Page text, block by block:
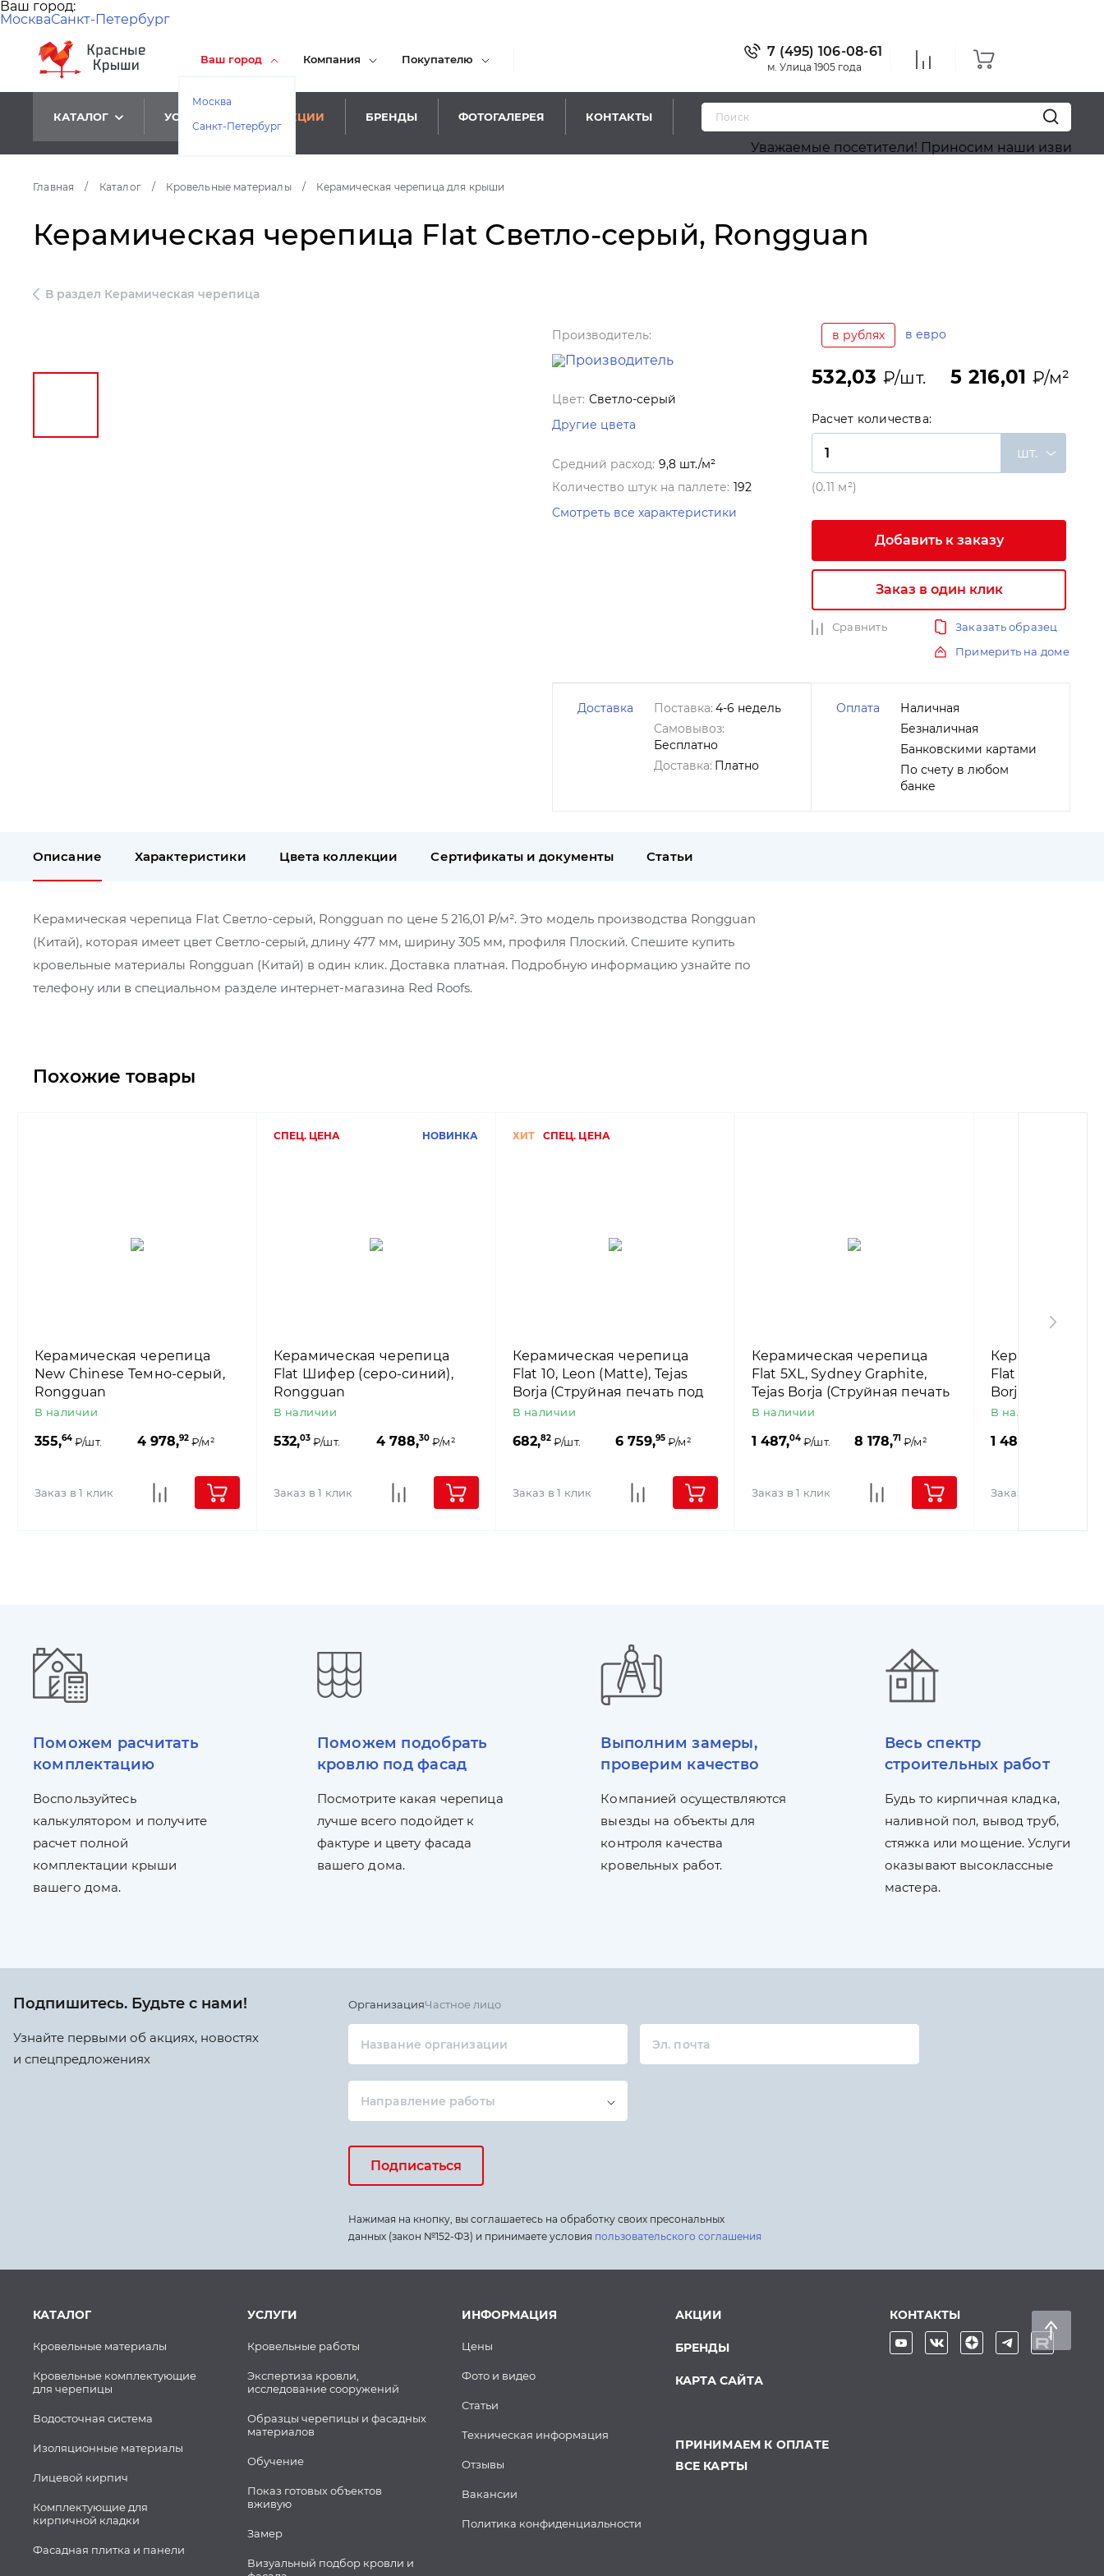
Ваш город:
МоскваСанкт-Петербург
Ваш город
Москва
Санкт-Петербург
Компания Покупателю
7 (495) 106-08-61
м. Улица 1905 года
КАТАЛОГ УСЛУГИ АКЦИИ БРЕНДЫ ФОТОГАЛЕРЕЯ КОНТАКТЫ
Уважаемые посетители! Приносим наши извинения, на
Главная / Каталог / Кровельные материалы / Керамическая черепица для крыши
Керамическая черепица Flat Светло-серый, Rongguan
В раздел Керамическая черепица
Производитель:
Цвет: Светло-серый
Другие цвета
Средний расход: 9,8 шт./м²
Количество штук на паллете: 192
Смотреть все характеристики
в рублях в евро
532,03 ₽/шт. 5 216,01 ₽/м²
Расчет количества:
шт.
(0.11 м²)
Добавить к заказу
Заказ в один клик
Сравнить
Заказать образец
Примерить на доме
Доставка Поставка: 4-6 недель
Самовывоз:
Бесплатно
Доставка: Платно
Оплата
Наличная
Безналичная
Банковскими картами
По счету в любом
банке
Описание Характеристики Цвета коллекции Сертификаты и документы Статьи
Керамическая черепица Flat Светло-серый, Rongguan по цене 5 216,01 ₽/м². Это модель производства Rongguan
(Китай), которая имеет цвет Светло-серый, длину 477 мм, ширину 305 мм, профиля Плоский. Спешите купить
кровельные материалы Rongguan (Китай) в один клик. Доставка платная. Подробную информацию узнайте по
телефону или в специальном разделе интернет-магазина Red Roofs.
Похожие товары
Керамическая черепица
New Chinese Темно-серый,
Rongguan
В наличии
355,64₽/шт. 4 978,92₽/м²
Заказ в 1 клик
СПЕЦ. ЦЕНА НОВИНКА
Керамическая черепица
Flat Шифер (серо-синий),
Rongguan
В наличии
532,03₽/шт. 4 788,30₽/м²
Заказ в 1 клик
ХИТ СПЕЦ. ЦЕНА
Керамическая черепица
Flat 10, Leon (Matte), Tejas
Borja (Струйная печать под
сланец)
В наличии
682,82₽/шт. 6 759,95₽/м²
Заказ в 1 клик
Керамическая черепица
Flat 5XL, Sydney Graphite,
Tejas Borja (Струйная печать
под цемент)
В наличии
1 487,04₽/шт. 8 178,71₽/м²
Заказ в 1 клик
Керамическая
Flat 5XL, Austin
Borja
камень)
В наличии
1 487,
Заказ в 1 клик
Поможем расчитать
комплектацию
Воспользуйтесь
калькулятором и получите
расчет полной
комплектации крыши
вашего дома.
Поможем подобрать
кровлю под фасад
Посмотрите какая черепица
лучше всего подойдет к
фактуре и цвету фасада
вашего дома.
Выполним замеры,
проверим качество
Компанией осуществляются
выезды на объекты для
контроля качества
кровельных работ.
Весь спектр
строительных работ
Будь то кирпичная кладка,
наливной пол, вывод труб,
стяжка или мощение. Услуги
оказывают высоклассные
мастера.
Подпишитесь. Будьте с нами!
Узнайте первыми об акциях, новостях
и спецпредложениях
ОрганизацияЧастное лицо
Название организации Эл. почта
Направление работы
Подписаться
Нажимая на кнопку, вы соглашаетесь на обработку своих пресональных
данных (закон №152-ФЗ) и принимаете условия пользовательского соглашения
КАТАЛОГ
Кровельные материалы
Кровельные комплектующие
для черепицы
Водосточная система
Изоляционные материалы
Лицевой кирпич
Комплектующие для
кирпичной кладки
Фасадная плитка и панели
УСЛУГИ
Кровельные работы
Экспертиза кровли,
исследование сооружений
Образцы черепицы и фасадных
материалов
Обучение
Показ готовых объектов
вживую
Замер
Визуальный подбор кровли и
ИНФОРМАЦИЯ
Цены
Фото и видео
Статьи
Техническая информация
Отзывы
Вакансии
Политика конфиденциальности
АКЦИИ
БРЕНДЫ
КАРТА САЙТА
ПРИНИМАЕМ К ОПЛАТЕ
ВСЕ КАРТЫ
КОНТАКТЫ